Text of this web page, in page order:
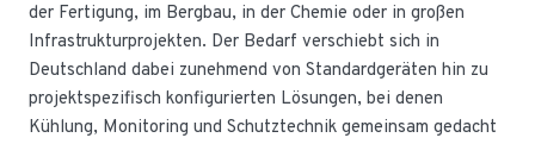
der Fertigung, im Bergbau, in der Chemie oder in großen
Infrastrukturprojekten. Der Bedarf verschiebt sich in
Deutschland dabei zunehmend von Standardgeräten hin zu
projektspezifisch konfigurierten Lösungen, bei denen
Kühlung, Monitoring und Schutztechnik gemeinsam gedacht